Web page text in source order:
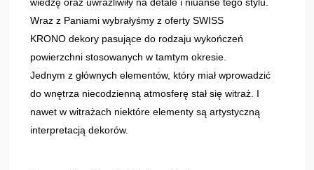
Wraz z Paniami wybrałyśmy z oferty SWISS
KRONO dekory pasujące do rodzaju wykończeń
powierzchni stosowanych w tamtym okresie.
Jednym z głównych elementów, który miał wprowadzić
do wnętrza niecodzienną atmosferę stał się witraż. I
nawet w witrażach niektóre elementy są artystyczną
interpretacją dekorów.